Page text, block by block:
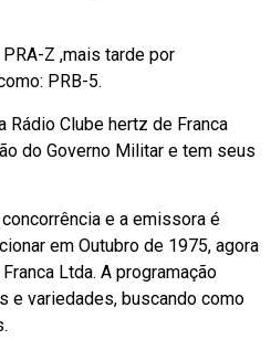
Z ,mais tarde por
PRB-5.
Rádio Clube hertz de Franca
do Governo Militar e tem seus
e a emissora é
em Outubro de 1975, agora
Ltda. A programação
e variedades, buscando como